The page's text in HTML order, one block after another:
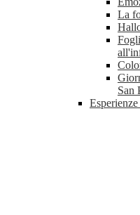
La
San